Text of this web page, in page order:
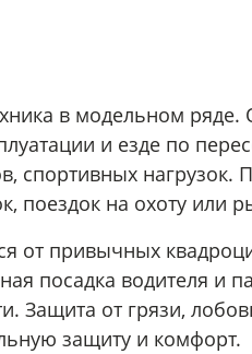
в модельном ряде.
и езде по
спортивных нагрузок.
поездок на охоту или
от привычных
посадка водителя и
Защита от грязи,
защиту и комфорт.